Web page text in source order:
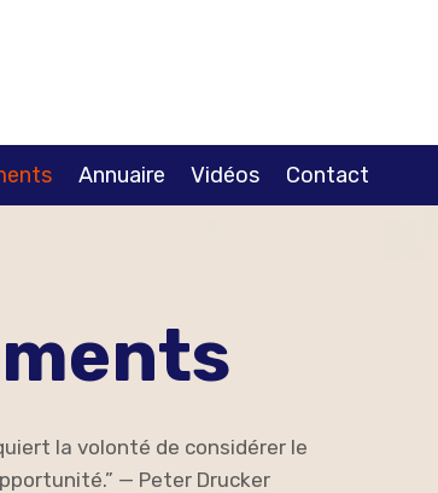
Annuaire Vidéos Contact
la volonté de considérer le
— Peter Drucker